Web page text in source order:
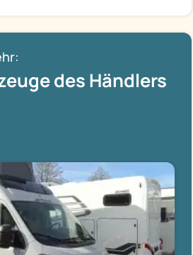
des Händlers